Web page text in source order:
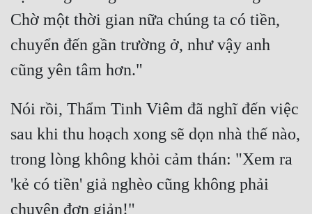
Xuyên Nhanh
Xuyên Sách
Điền Văn
Đô Thị
Đông Phương
Đông Phương Huyền Huyễn
Chờ một thời gian nữa chúng ta có tiền,
chuyển đến gần trường ở, như vậy anh
Nói rồi, Thẩm Tinh Viêm đã nghĩ đến việc
sau khi thu hoạch xong sẽ dọn nhà thế nào,
trong lòng không khỏi cảm thán: "Xem ra
'kẻ có tiền' giả nghèo cũng không phải